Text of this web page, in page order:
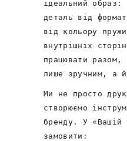
ідеальний образ:
деталь від
від кольору
внутрішніх
працювати разом,
лише зручним, а
Ми не просто
створюємо
бренду. У «Вашій
замовити: